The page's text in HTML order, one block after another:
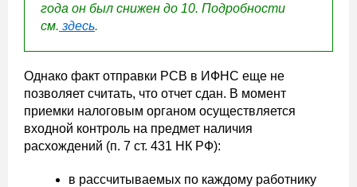
года он был снижен до 10. Подробности
см. здесь.
Однако факт отправки РСВ в ИФНС еще не
позволяет считать, что отчет сдан. В момент
приемки налоговым органом осуществляется
входной контроль на предмет наличия
расхождений (п. 7 ст. 431 НК РФ):
в рассчитываемых по каждому работнику